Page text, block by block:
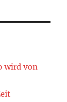
wird von